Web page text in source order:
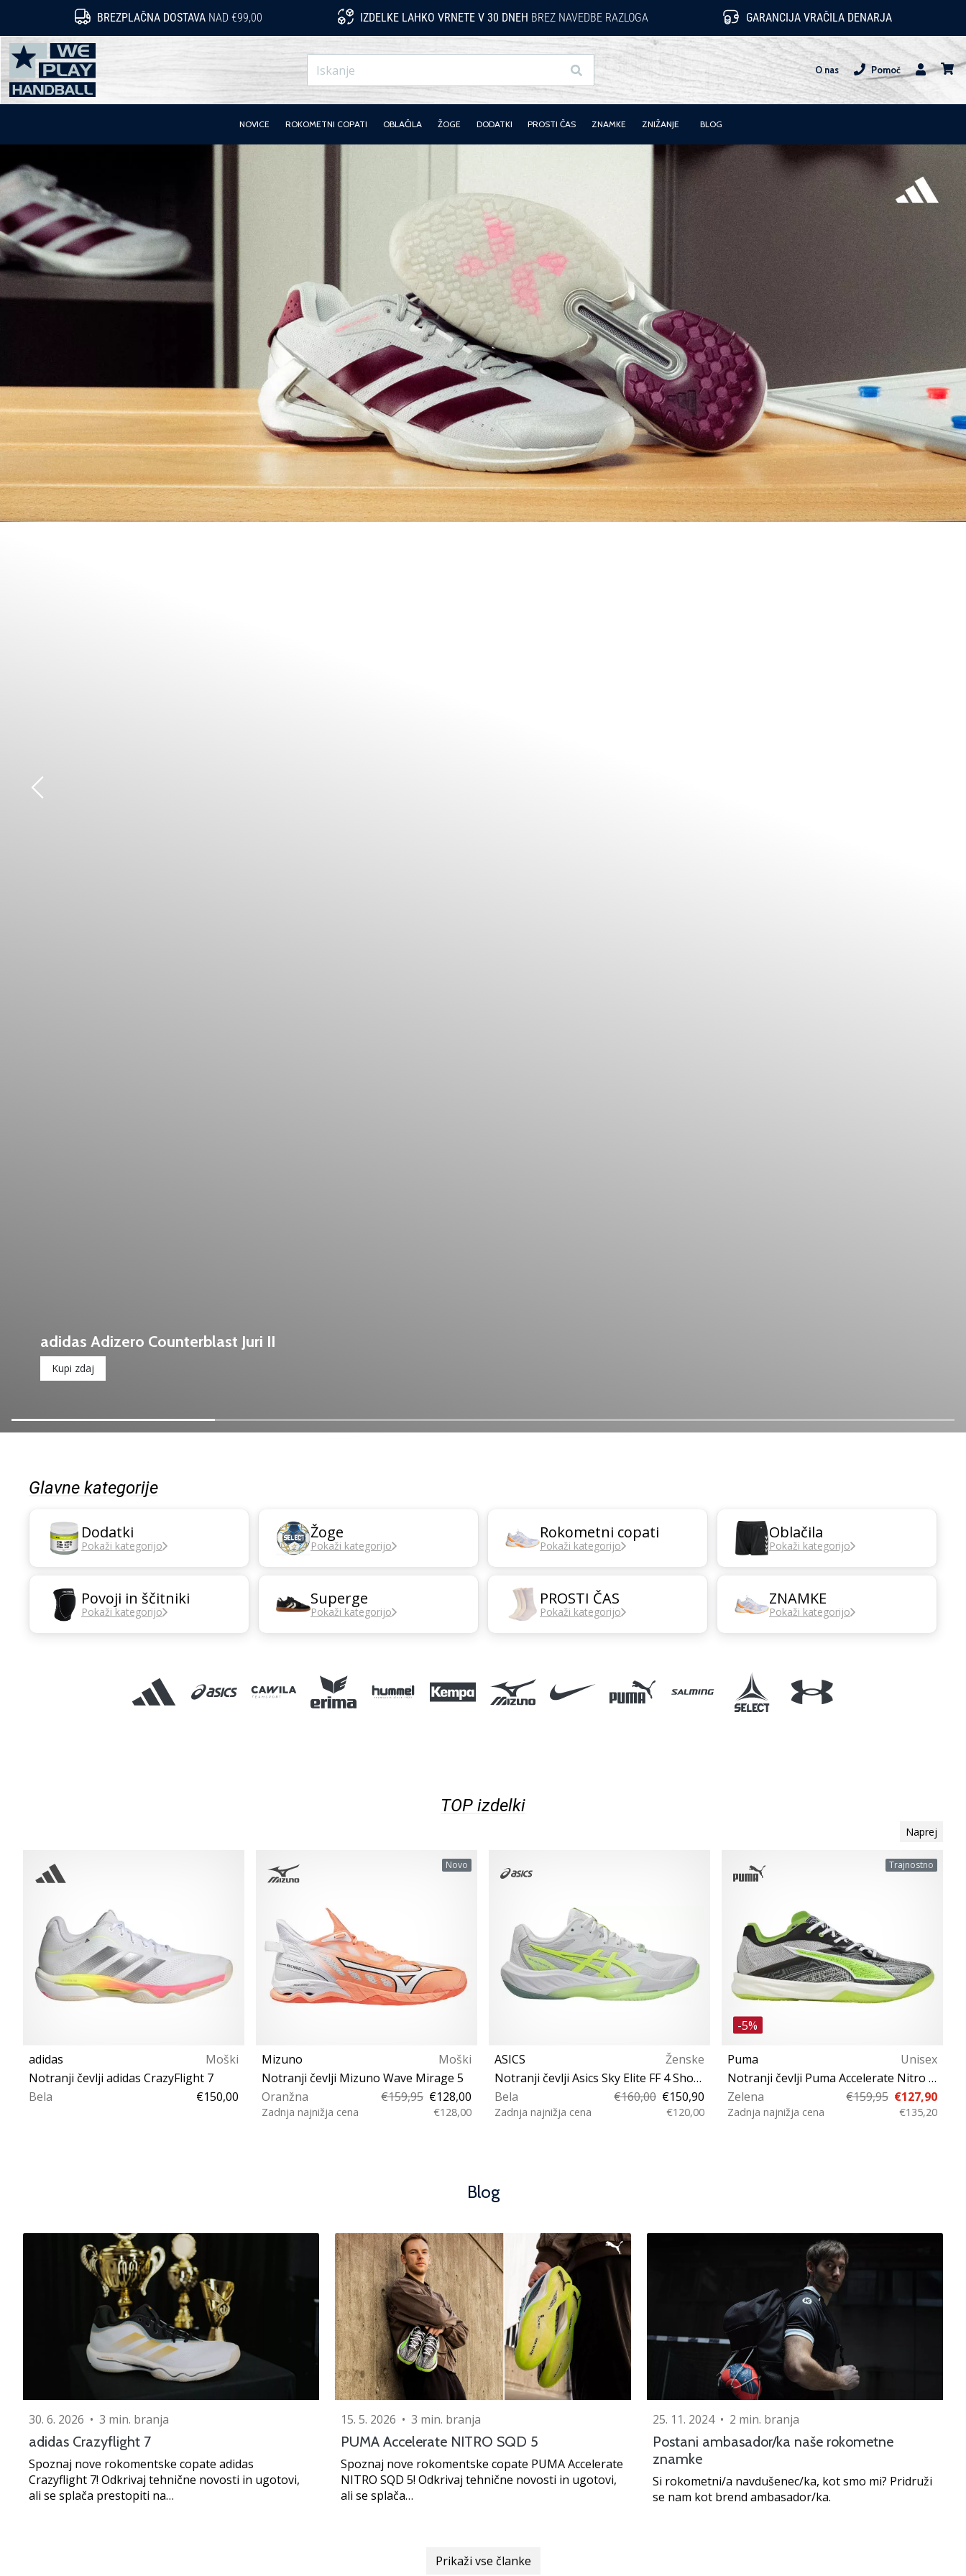
BREZPLAČNA DOSTAVA NAD €99,00 IZDELKE LAHKO VRNETE V 30 DNEH BREZ NAVEDBE RAZLOGA GARANCIJA VRAČILA DENARJA
WePlayHandball.si
Iskanje O nas
Pomoč
Uporabnik
NOVICE ROKOMETNI COPATI OBLAČILA ŽOGE DODATKI PROSTI ČAS ZNAMKE ZNIŽANJE BLOG
adidas Adizero Counterblast Juri II
Kupi zdaj
Glavne kategorije
Dodatki
Pokaži kategorijo
Žoge
Pokaži kategorijo
Rokometni copati
Pokaži kategorijo
Oblačila
Pokaži kategorijo
Povoji in ščitniki
Pokaži kategorijo
Superge
Pokaži kategorijo
PROSTI ČAS
Pokaži kategorijo
ZNAMKE
Pokaži kategorijo
TOP izdelki
adidas
Moški
Notranji čevlji adidas CrazyFlight 7
Bela
€150,00
Novo
Mizuno
Moški
Notranji čevlji Mizuno Wave Mirage 5
Oranžna
€159,95 €128,00
Zadnja najnižja cena €128,00
ASICS
Ženske
Notranji čevlji Asics Sky Elite FF 4 Shoe Women
Bela
€160,00 €150,90
Zadnja najnižja cena €120,00
Trajnostno
-5%
Puma
Unisex
Notranji čevlji Puma Accelerate Nitro SQD 5 Launch Edition
Zelena
€159,95 €127,90
Zadnja najnižja cena €135,20
Naprej
Blog
30. 6. 2026 • 3 min. branja
adidas Crazyflight 7
Spoznaj nove rokomentske copate adidas
Crazyflight 7! Odkrivaj tehnične novosti in ugotovi,
ali se splača prestopiti na…
15. 5. 2026 • 3 min. branja
PUMA Accelerate NITRO SQD 5
Spoznaj nove rokomentske copate PUMA Accelerate
NITRO SQD 5! Odkrivaj tehnične novosti in ugotovi,
ali se splača…
25. 11. 2024 • 2 min. branja
Postani ambasador/ka naše rokometne
znamke
Si rokometni/a navdušenec/ka, kot smo mi? Pridruži
se nam kot brend ambasador/ka.
Prikaži vse članke